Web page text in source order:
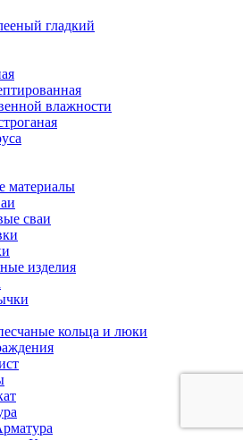
гладкий
влажности
материалы
сваи
изделия
кольца и люки